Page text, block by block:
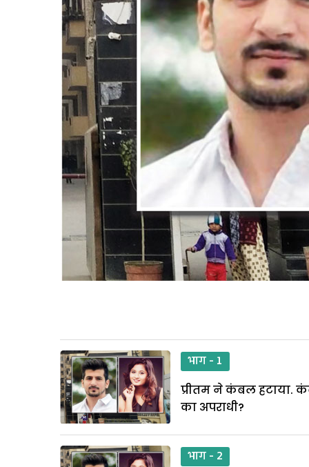
भाग - 1
प्रीतम ने कंबल हटाया.
का अपराधी?
भाग - 2